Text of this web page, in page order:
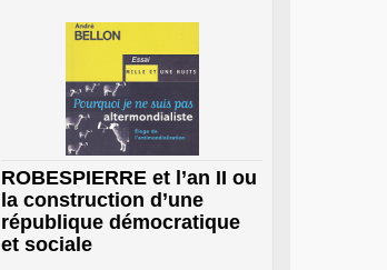
ROBESPIERRE et l’an II ou
la construction d’une
république démocratique
et sociale